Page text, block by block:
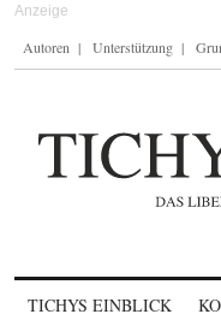
Autoren Unterstützung
TICHYS EINBLICK